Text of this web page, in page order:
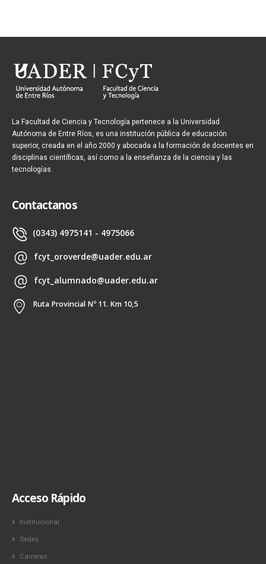
La Facultad de Ciencia y Tecnología pertenece a la Universidad
Autónoma de Entre Ríos, es una institución pública de educación
superior, creada en el año 2000 y abocada a la formación de docentes en
disciplinas científicas, así como a la enseñanza de la ciencia y las
tecnologías.
Contactanos
(0343) 4975141 - 4975066
fcyt_oroverde@uader.edu.ar
fcyt_alumnado@uader.edu.ar
Ruta Provincial Nº 11. Km 10,5
Acceso Rápido
Institucional
Sedes
Carreras